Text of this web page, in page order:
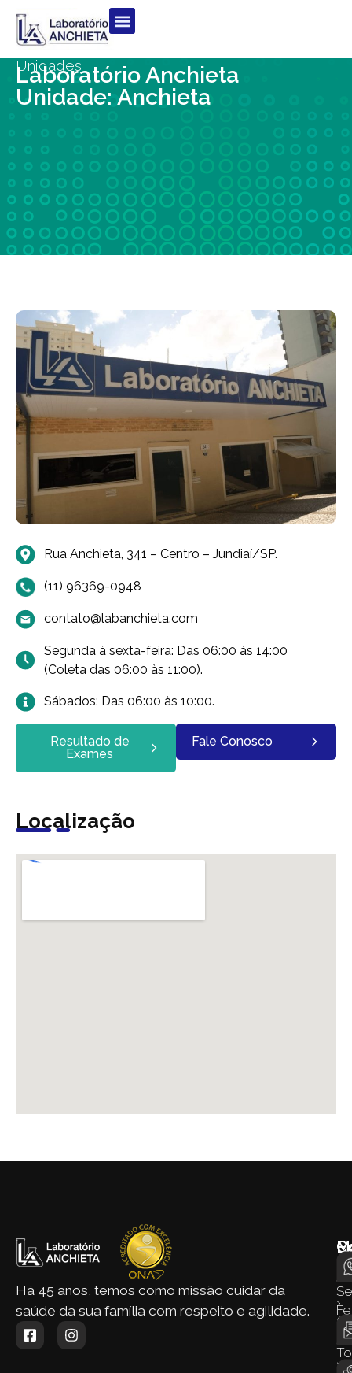
Unidades
Laboratório Anchieta
Unidade: Anchieta
Rua Anchieta, 341 – Centro – Jundiaí/SP.
(11) 96369-0948
contato@labanchieta.com
Segunda à sexta-feira: Das 06:00 às 14:00
(Coleta das 06:00 às 11:00).
Sábados: Das 06:00 às 10:00.
Resultado de
Exames
Fale Conosco
Localização
Há 45 anos, temos como missão cuidar da
saúde da sua família com respeito e agilidade.
›
›
›